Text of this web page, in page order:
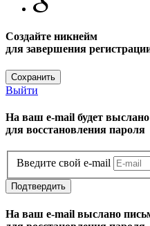
Создайте никнейм
для завершения
Сохранить
Выйти
На ваш e-mail будет
для восстановления пароля
Введите свой e-mail
Подтвердить
На ваш e-mail выслано